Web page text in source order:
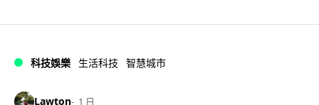
科技娛樂 生活科技 智慧城市
Lawton 1 日